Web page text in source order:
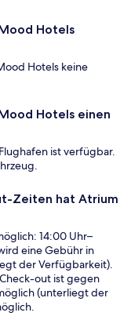
Hotels
Hotels keine
Hotels einen
ist verfügbar.
Zeiten hat Atrium
14:00 Uhr–
eine Gebühr in
der Verfügbarkeit).
out ist gegen
(unterliegt der